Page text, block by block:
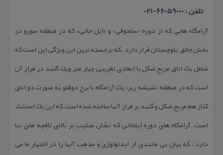
تلفن : 66059000-021
آرامگاه هایی كه از دوره «سلجوقی» و «ایل خانی» كه در منطقه سورو در
بخش جالق بلوچستان قرار دارد ، كه برجسته ترین این ویژگی این است كه
شامل یك اتاق مربع شكل با ابعادی تقریبی چهار متر ویك گنبد در فراز آن
است كه در منطقه «شیشه ریز» یك آرامگاه با برج دوقلو به صورت دو اتاق
كنار هم مربع شكل و گنبد بر فراز آنها ساخته شده است.كه این یك استثناء
است. آرامگاه های دوره ایلخانی كه نشان صلیب بر بالای تاقچه های بنا
دارد ، كه بیان بی مانندی از ایدئولوژی و مذهب آنها را در اختیار ما می